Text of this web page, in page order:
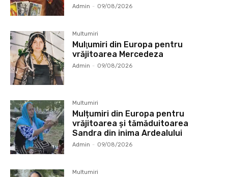
Admin - 09/08/2026
Multumiri
Mulţumiri din Europa pentru
vrăjitoarea Mercedeza
Admin - 09/08/2026
Multumiri
Mulțumiri din Europa pentru
vrăjitoarea și tămăduitoarea
Sandra din inima Ardealului
Admin - 09/08/2026
Multumiri